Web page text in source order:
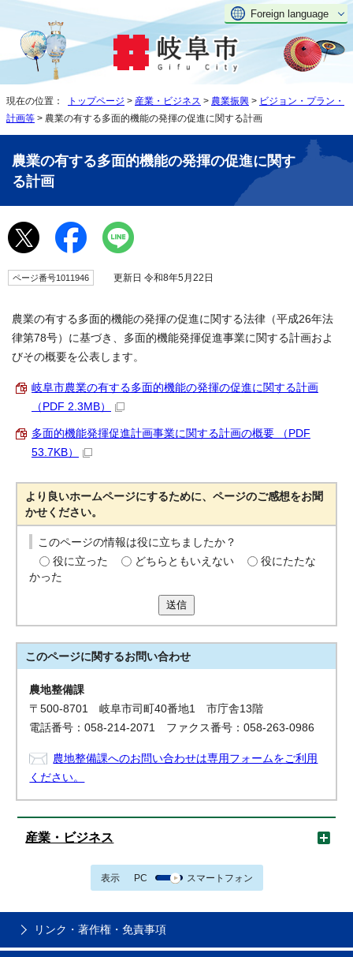
Foreign language
現在の位置： トップページ > 産業・ビジネス > 農業振興 > ビジョン・プラン・
計画等 > 農業の有する多面的機能の発揮の促進に関する計画
農業の有する多面的機能の発揮の促進に関す
る計画
ページ番号1011946 更新日 令和8年5月22日
農業の有する多面的機能の発揮の促進に関する法律（平成26年法
律第78号）に基づき、多面的機能発揮促進事業に関する計画およ
びその概要を公表します。
岐阜市農業の有する多面的機能の発揮の促進に関する計画
（PDF 2.3MB）
多面的機能発揮促進計画事業に関する計画の概要 （PDF
53.7KB）
より良いホームページにするために、ページのご感想をお聞
かせください。
このページの情報は役に立ちましたか？
役に立った
どちらともいえない
役にたたな
かった
送信
このページに関するお問い合わせ
農地整備課
〒500-8701 岐阜市司町40番地1 市庁舎13階
電話番号：058-214-2071 ファクス番号：058-263-0986
農地整備課へのお問い合わせは専用フォームをご利用
ください。
産業・ビジネス
表示 PC スマートフォン
リンク・著作権・免責事項